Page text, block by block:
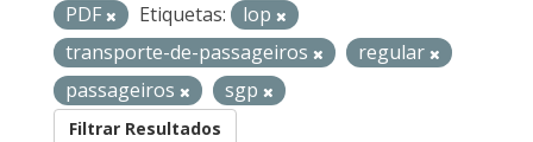
PDF
Etiquetas:
lop
transporte-de-passageiros
regular
passageiros
sgp
Filtrar Resultados